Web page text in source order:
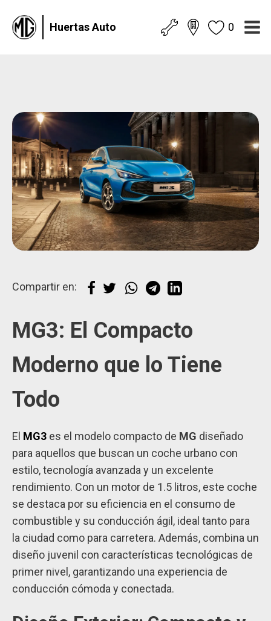
Huertas Auto 0
Compartir en:
MG3: El Compacto
Moderno que lo Tiene
Todo
El MG3 es el modelo compacto de MG diseñado
para aquellos que buscan un coche urbano con
estilo, tecnología avanzada y un excelente
rendimiento. Con un motor de 1.5 litros, este coche
se destaca por su eficiencia en el consumo de
combustible y su conducción ágil, ideal tanto para
la ciudad como para carretera. Además, combina un
diseño juvenil con características tecnológicas de
primer nivel, garantizando una experiencia de
conducción cómoda y conectada.